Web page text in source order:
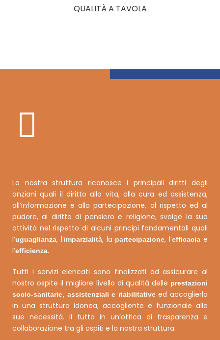
QUALITÀ A TAVOLA
La nostra struttura riconosce i principali diritti degli
anziani quali il diritto alla vita, alla cura ed assistenza,
all’informazione e alla partecipazione, al rispetto ed al
pudore, al diritto di pensiero e religione, svolge la sua
attività nel rispetto di alcuni principi fondamentali quali
l’uguaglianza, l’imparzialità, la partecipazione, l’efficacia e
l’efficienza.
Tutti i servizi elencati sono finalizzati ad assicurare al
nostro ospite il migliore livello di qualità delle prestazioni
socio-sanitarie, assistenziali e riabilitativeed accoglierlo
in una struttura idonea, accogliente e funzionale alle
sue necessità. Il tutto in un’ottica di trasparenza e
collaborazione tra gli ospiti e la nostra struttura.